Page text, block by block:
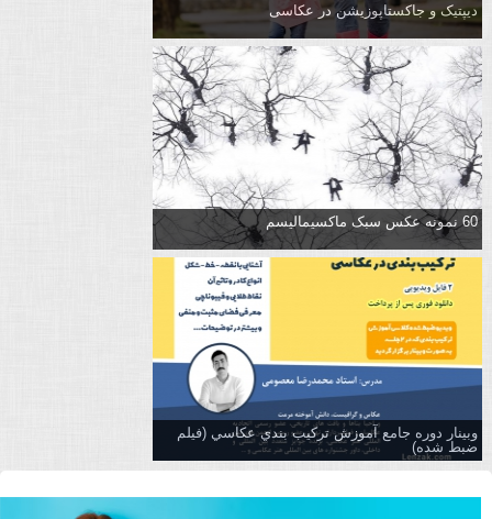
دیپتیک و جاکستا‌پوزیشن در عکاسی
60 نمونه عکس سبک ماکسیمالیسم
وبینار دوره جامع آموزش تركيب بندي عكاسي (فیلم
ضبط شده)